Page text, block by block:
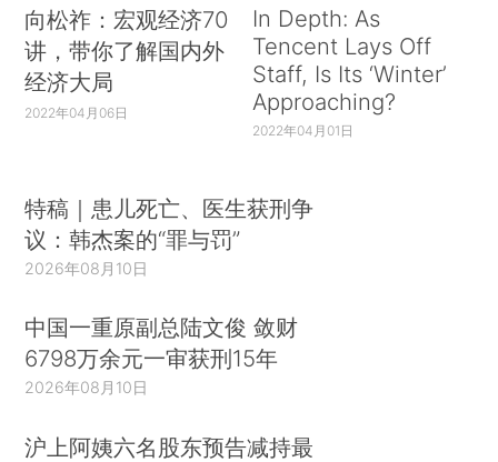
向松祚：宏观经济70
讲，带你了解国内外
经济大局
2022年04月06日
In Depth: As
Tencent Lays Off
Staff, Is Its ‘Winter’
Approaching?
2022年04月01日
特稿｜患儿死亡、医生获刑争
议：韩杰案的“罪与罚”
2026年08月10日
中国一重原副总陆文俊 敛财
6798万余元一审获刑15年
2026年08月10日
沪上阿姨六名股东预告减持最